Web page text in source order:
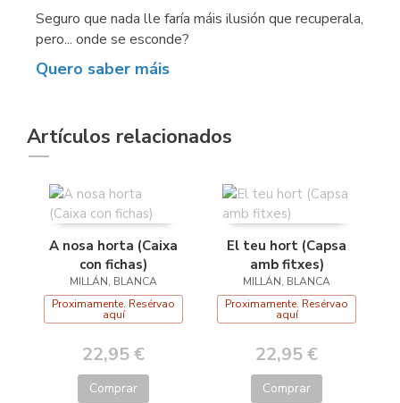
Seguro que nada lle faría máis ilusión que recuperala,
pero... onde se esconde?
Quero saber máis
Artículos relacionados
A nosa horta (Caixa
con fichas)
MILLÁN, BLANCA
Proximamente. Resérvao
aquí
22,95 €
Comprar
El teu hort (Capsa
amb fitxes)
MILLÁN, BLANCA
Proximamente. Resérvao
aquí
22,95 €
Comprar